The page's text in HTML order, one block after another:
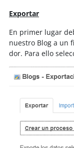
Exportar
En primer lugar
nuestro Blog a un
dor. Para ello